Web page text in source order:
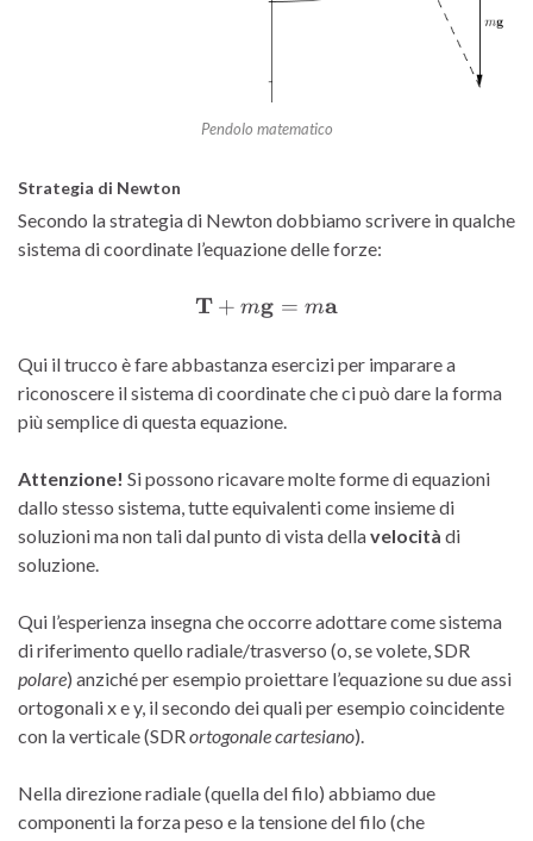
Pendolo matematico
Strategia di Newton
Secondo la strategia di Newton dobbiamo scrivere in qualche
sistema di coordinate l’equazione delle forze:
\mathbf{T} +
T + mg = ma
Qui il trucco è fare abbastanza esercizi per imparare a
riconoscere il sistema di coordinate che ci può dare la forma
più semplice di questa equazione.
Attenzione! Si possono ricavare molte forme di equazioni
dallo stesso sistema, tutte equivalenti come insieme di
soluzioni ma non tali dal punto di vista dellavelocità di
soluzione.
Qui l’esperienza insegna che occorre adottare come sistema
di riferimento quello radiale/trasverso (o, se volete, SDR
polare) anziché per esempio proiettare l’equazione su due assi
ortogonali x e y, il secondo dei quali per esempio coincidente
con la verticale (SDRortogonale cartesiano).
Nella direzione radiale (quella del filo) abbiamo due
componenti la forza peso e la tensione del filo (che